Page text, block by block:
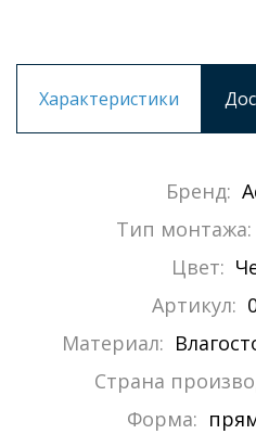
Характеристики
Бренд:
Тип монтажа:
Цвет:
Артикул:
Материал:
Страна
Форма: